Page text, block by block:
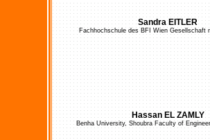
Sandra EITLER
Fachhochschule des BFI Wien Gesellschaft
Hassan EL ZAMLY
Benha University, Shoubra Faculty of